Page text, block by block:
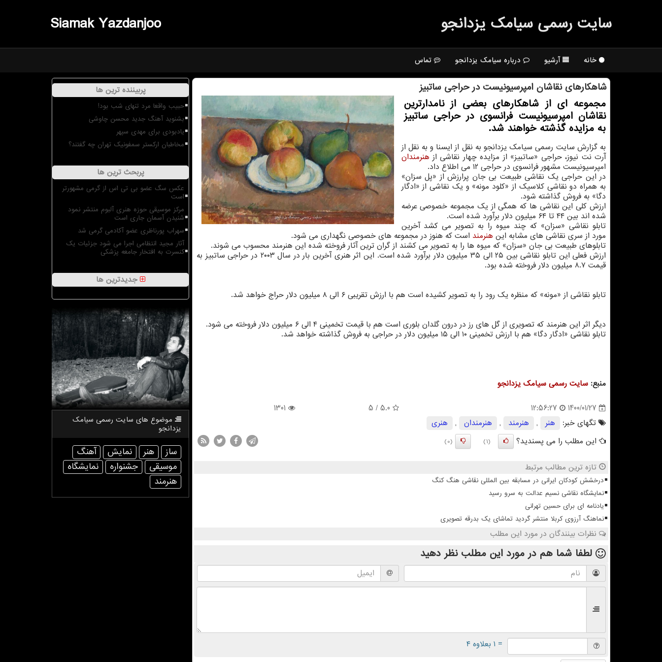
Siamak Yazdanjoo سایت رسمی سیامك یزدانجو
خانه آرشیو درباره سیامک یزدانجو تماس
شاهكارهای نقاشان امپرسیونیست در حراجی ساتبیز
مجموعه ای از شاهکارهای بعضی از نامدارترین
نقاشان امپرسیونیست فرانسوی در حراجی ساتبیز
به مزایده گذشته خواهند شد.
به گزارش سایت رسمی سیامک یزدانجو به نقل از ایسنا و به نقل از
آرت نت نیوز، حراجی «ساتبیز» از مزایده چهار نقاشی از هنرمندان
امپرسیونیست مشهور فرانسوی در حراجی ۱۲ می اطلاع داد.
در این حراجی یک نقاشی طبیعت بی جان پرارزش از «پل سزان»
به همراه دو نقاشی کلاسیک از «کلود مونه» و یک نقاشی از «ادگار
دگا» به فروش گذاشته شود.
ارزش کلی این نقاشی ها که همگی از یک مجموعه خصوصی عرضه
شده اند بین ۴۴ تا ۶۴ میلیون دلار برآورد شده است.
تابلو نقاشی «سزان» که چند میوه را به تصویر می کشد آخرین
مورد از سری نقاشی های مشابه این هنرمند است که هنوز در مجموعه های خصوصی نگهداری می شود.
تابلوهای طبیعت بی جان «سزان» که میوه ها را به تصویر می کشند از گران ترین آثار فروخته شده این هنرمند محسوب می شوند.
ارزش فعلی این تابلو نقاشی بین ۲۵ الی ۳۵ میلیون دلار برآورد شده است. این اثر هنری آخرین بار در سال ۲۰۰۳ در حراجی ساتبیز به
قیمت ۸.۷ میلیون دلار فروخته شده بود.
تابلو نقاشی از «مونه» که منظره یک رود را به تصویر کشیده است هم با ارزش تقریبی ۶ الی ۸ میلیون دلار حراج خواهد شد.
دیگر اثر این هنرمند که تصویری از گل های رز در درون گلدان بلوری است هم با قیمت تخمینی ۴ الی ۶ میلیون دلار فروخته می شود.
تابلو نقاشی «ادگار دگا» هم با ارزش تخمینی ۱۰ الی ۱۵ میلیون دلار در حراجی به فروش گذاشته خواهد شد.
منبع: سایت رسمی سیامك یزدانجو
1400/01/27
12:56:27
5.0
/ 5
1301
تگهای خبر:
هنر , هنرمند , هنرمندان ,
هنری
این مطلب را می پسندید؟
(1)
(0)
تازه ترین مطالب مرتبط
درخشش کودکان ایرانی در مسابقه بین المللی نقاشی هنگ کنگ
نمایشگاه نقاشی نسیم عدالت به سرو رسید
یادنامه ای برای حسین تهرانی
نماهنگ آرزوی کربلا منتشر گردید تماشای یک بدرقه تصویری
نظرات بینندگان در مورد این مطلب
لطفا شما هم در مورد این مطلب نظر دهید
= ۱ بعلاوه ۴
پربیننده ترین ها
حبیب واقعا مرد تنهای شب بود!
بشنوید آهنگ جدید محسن چاوشی
یادبودی برای مهدی سپهر
مخاطبان ارکستر سمفونیک تهران چه گفتند؟
پربحث ترین ها
عکس سگ عضو بی تی اس از گرمی مشهورتر
است
مرکز موسیقی حوزه هنری آلبوم منتشر نمود
شنیدن آسمان جاری است
سهراب پورناظری عضو آکادمی گرمی شد
آثار مجید انتظامی اجرا می شود جزئیات یک
کنسرت به افتخار جامعه پزشکی
جدیدترین ها
موضوع های سایت رسمی سیامك
یزدانجو
ساز هنر نمایش
آهنگ
موسیقی
جشنواره
نمایشگاه
هنرمند